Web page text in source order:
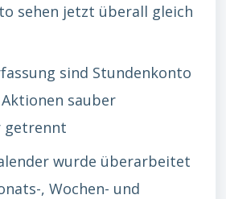
sehen jetzt überall gleich
sind Stundenkonto
sauber
getrennt
wurde überarbeitet
, Wochen- und